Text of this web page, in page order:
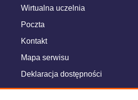
Wirtualna uczelnia
Poczta
Kontakt
Mapa serwisu
Deklaracja dostępności